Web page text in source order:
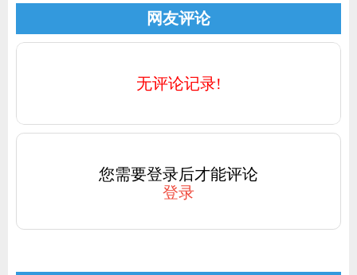
网友评论
无评论记录!
您需要登录后才能评论
登录